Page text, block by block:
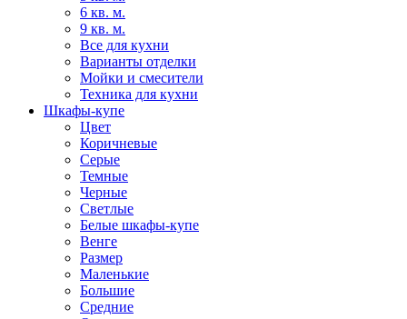
6 кв. м.
9 кв. м.
Все для кухни
Варианты отделки
Мойки и смесители
Техника для кухни
Шкафы-купе
Цвет
Коричневые
Серые
Темные
Черные
Светлые
Белые шкафы-купе
Венге
Размер
Маленькие
Большие
Средние